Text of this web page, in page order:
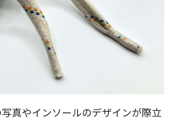
真やインソールのデザインが際立